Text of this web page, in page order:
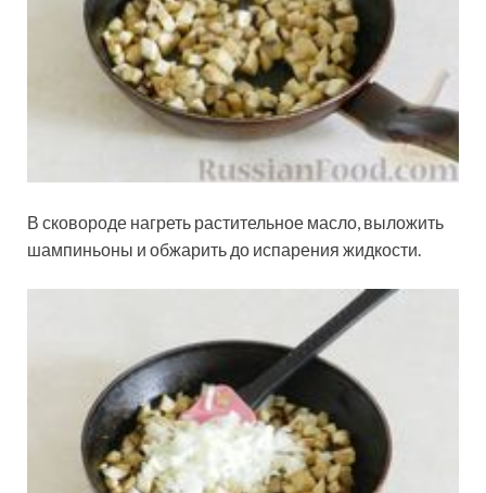
В сковороде нагреть растительное масло, выложить
шампиньоны и обжарить до испарения жидкости.